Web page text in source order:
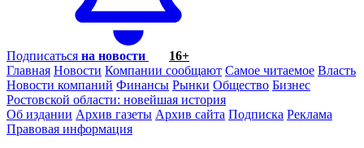
Подписаться на новости
16+
Главная Новости Компании сообщают Самое читаемое Власть
Новости компаний Финансы Рынки Общество Бизнес
Ростовской области: новейшая история
Об издании Архив газеты Архив сайта Подписка Реклама
Правовая информация